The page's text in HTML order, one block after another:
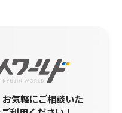
気軽にご相談いた